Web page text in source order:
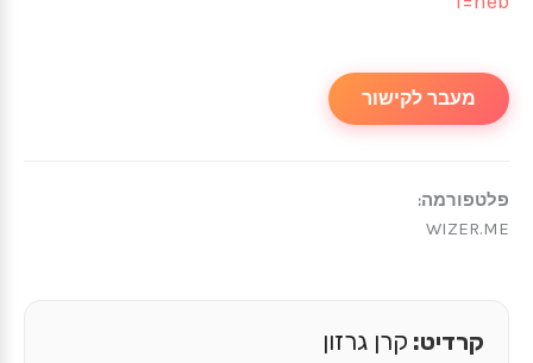
מעבר לקישור
פלטפורמה:
WIZER.ME
קרדיט: קרן גרזון